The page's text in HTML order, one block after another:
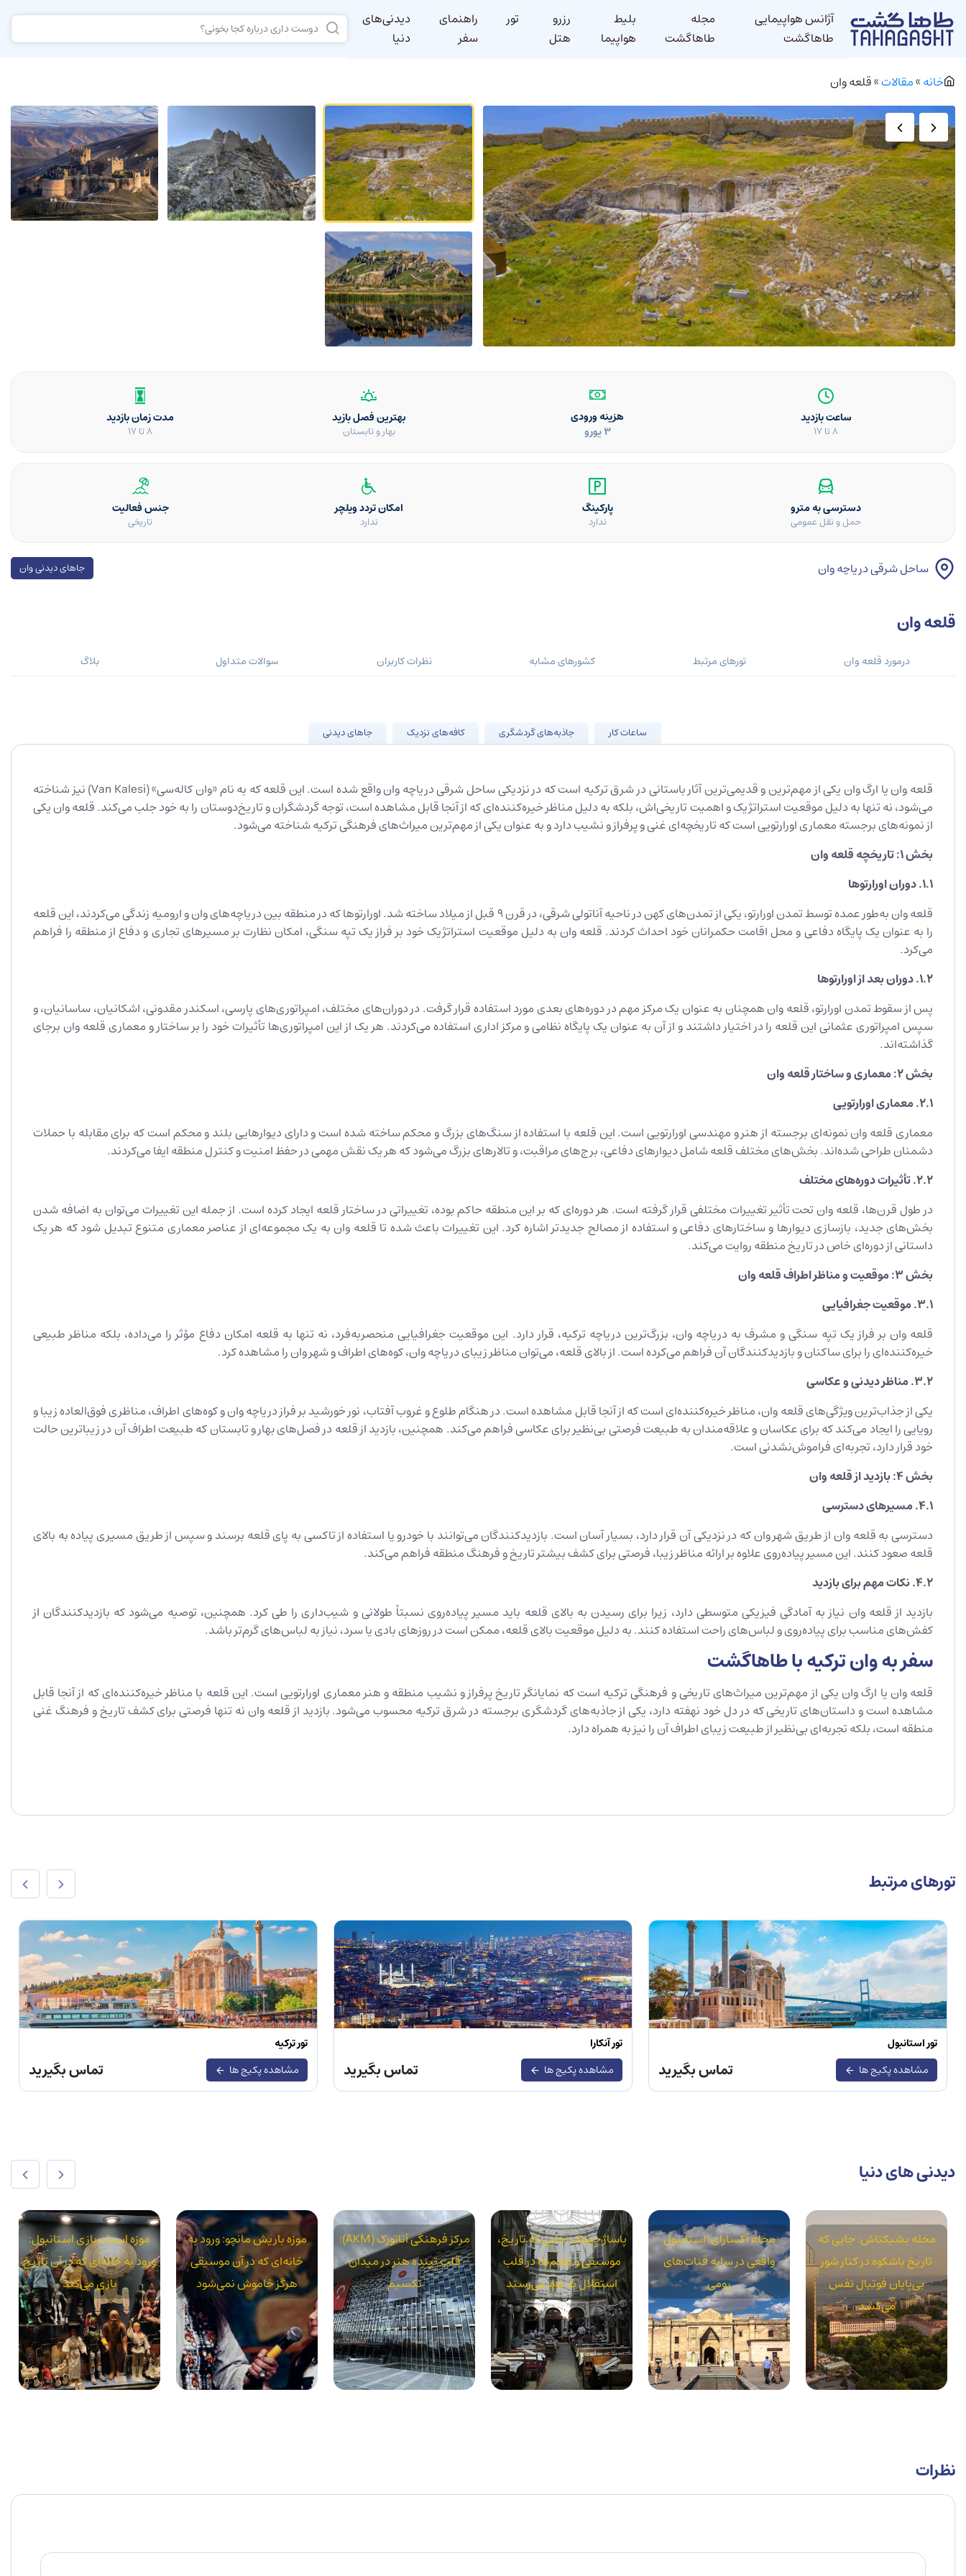
دیدنی‌های
دنیا
راهنمای
سفر
تور
رزرو
هتل
بلیط
هواپیما
مجله
طاهاگشت
آژانس هواپیمایی
طاهاگشت
خانه»مقالات»قلعه وان
ساعت بازدید
8 تا 17
هزینه ورودی
3 یورو
بهترین فصل بازید
بهار و تابستان
مدت زمان بازدید
8 تا 17
دسترسی به مترو
حمل و نقل عمومی
پارکینگ
ندارد
امکان تردد ویلچر
ندارد
جنس فعالیت
تاریخی
ساحل شرقی دریاچه وان جاهای دیدنی وان
قلعه وان
درمورد قلعه وان تورهای مرتبط کشورهای مشابه نظرات کاربران سوالات متداول بلاگ
ساعات کار جاذبه‌های گردشگری کافه‌های نزدیک جاهای دیدنی
قلعه وان یا ارگ وان یکی از مهم‌ترین و قدیمی‌ترین آثار باستانی در شرق ترکیه است که در نزدیکی ساحل شرقی دریاچه وان واقع شده است. این قلعه که به نام «وان کاله‌سی» (Van Kalesi) نیز شناخته
می‌شود، نه تنها به دلیل موقعیت استراتژیک و اهمیت تاریخی‌اش، بلکه به دلیل مناظر خیره‌کننده‌ای که از آنجا قابل مشاهده است، توجه گردشگران و تاریخ‌دوستان را به خود جلب می‌کند. قلعه وان یکی
از نمونه‌های برجسته معماری اورارتویی است که تاریخچه‌ای غنی و پرفراز و نشیب دارد و به عنوان یکی از مهم‌ترین میراث‌های فرهنگی ترکیه شناخته می‌شود.
بخش 1: تاریخچه قلعه وان
1.1. دوران اورارتوها
قلعه وان به‌طور عمده توسط تمدن اورارتو، یکی از تمدن‌های کهن در ناحیه آناتولی شرقی، در قرن 9 قبل از میلاد ساخته شد. اورارتوها که در منطقه بین دریاچه‌های وان و ارومیه زندگی می‌کردند، این قلعه
را به عنوان یک پایگاه دفاعی و محل اقامت حکمرانان خود احداث کردند. قلعه وان به دلیل موقعیت استراتژیک خود بر فراز یک تپه سنگی، امکان نظارت بر مسیرهای تجاری و دفاع از منطقه را فراهم
می‌کرد.
1.2. دوران بعد از اورارتوها
پس از سقوط تمدن اورارتو، قلعه وان همچنان به عنوان یک مرکز مهم در دوره‌های بعدی مورد استفاده قرار گرفت. در دوران‌های مختلف، امپراتوری‌های پارسی، اسکندر مقدونی، اشکانیان، ساسانیان، و
سپس امپراتوری عثمانی این قلعه را در اختیار داشتند و از آن به عنوان یک پایگاه نظامی و مرکز اداری استفاده می‌کردند. هر یک از این امپراتوری‌ها تأثیرات خود را بر ساختار و معماری قلعه وان برجای
گذاشته‌اند.
بخش 2: معماری و ساختار قلعه وان
2.1. معماری اورارتویی
معماری قلعه وان نمونه‌ای برجسته از هنر و مهندسی اورارتویی است. این قلعه با استفاده از سنگ‌های بزرگ و محکم ساخته شده است و دارای دیوارهایی بلند و محکم است که برای مقابله با حملات
دشمنان طراحی شده‌اند. بخش‌های مختلف قلعه شامل دیوارهای دفاعی، برج‌های مراقبت، و تالارهای بزرگ می‌شود که هر یک نقش مهمی در حفظ امنیت و کنترل منطقه ایفا می‌کردند.
2.2. تأثیرات دوره‌های مختلف
در طول قرن‌ها، قلعه وان تحت تأثیر تغییرات مختلفی قرار گرفته است. هر دوره‌ای که بر این منطقه حاکم بوده، تغییراتی در ساختار قلعه ایجاد کرده است. از جمله این تغییرات می‌توان به اضافه شدن
بخش‌های جدید، بازسازی دیوارها و ساختارهای دفاعی و استفاده از مصالح جدیدتر اشاره کرد. این تغییرات باعث شده تا قلعه وان به یک مجموعه‌ای از عناصر معماری متنوع تبدیل شود که هر یک
داستانی از دوره‌ای خاص در تاریخ منطقه روایت می‌کند.
بخش 3: موقعیت و مناظر اطراف قلعه وان
3.1. موقعیت جغرافیایی
قلعه وان بر فراز یک تپه سنگی و مشرف به دریاچه وان، بزرگ‌ترین دریاچه ترکیه، قرار دارد. این موقعیت جغرافیایی منحصر‌به‌فرد، نه تنها به قلعه امکان دفاع مؤثر را می‌داده، بلکه مناظر طبیعی
خیره‌کننده‌ای را برای ساکنان و بازدیدکنندگان آن فراهم می‌کرده است. از بالای قلعه، می‌توان مناظر زیبای دریاچه وان، کوه‌های اطراف و شهر وان را مشاهده کرد.
3.2. مناظر دیدنی و عکاسی
یکی از جذاب‌ترین ویژگی‌های قلعه وان، مناظر خیره‌کننده‌ای است که از آنجا قابل مشاهده است. در هنگام طلوع و غروب آفتاب، نور خورشید بر فراز دریاچه وان و کوه‌های اطراف، مناظری فوق‌العاده زیبا و
رویایی را ایجاد می‌کند که برای عکاسان و علاقه‌مندان به طبیعت فرصتی بی‌نظیر برای عکاسی فراهم می‌کند. همچنین، بازدید از قلعه در فصل‌های بهار و تابستان که طبیعت اطراف آن در زیباترین حالت
خود قرار دارد، تجربه‌ای فراموش‌نشدنی است.
بخش 4: بازدید از قلعه وان
4.1. مسیرهای دسترسی
دسترسی به قلعه وان از طریق شهر وان که در نزدیکی آن قرار دارد، بسیار آسان است. بازدیدکنندگان می‌توانند با خودرو یا استفاده از تاکسی به پای قلعه برسند و سپس از طریق مسیری پیاده به بالای
قلعه صعود کنند. این مسیر پیاده‌روی علاوه بر ارائه مناظر زیبا، فرصتی برای کشف بیشتر تاریخ و فرهنگ منطقه فراهم می‌کند.
4.2. نکات مهم برای بازدید
بازدید از قلعه وان نیاز به آمادگی فیزیکی متوسطی دارد، زیرا برای رسیدن به بالای قلعه باید مسیر پیاده‌روی نسبتاً طولانی و شیب‌داری را طی کرد. همچنین، توصیه می‌شود که بازدیدکنندگان از
کفش‌های مناسب برای پیاده‌روی و لباس‌های راحت استفاده کنند. به دلیل موقعیت بالای قلعه، ممکن است در روزهای بادی یا سرد، نیاز به لباس‌های گرم‌تر باشد.
سفر به وان ترکیه با طاهاگشت
قلعه وان یا ارگ وان یکی از مهم‌ترین میراث‌های تاریخی و فرهنگی ترکیه است که نمایانگر تاریخ پرفراز و نشیب منطقه و هنر معماری اورارتویی است. این قلعه با مناظر خیره‌کننده‌ای که از آنجا قابل
مشاهده است و داستان‌های تاریخی که در دل خود نهفته دارد، یکی از جاذبه‌های گردشگری برجسته در شرق ترکیه محسوب می‌شود. بازدید از قلعه وان نه تنها فرصتی برای کشف تاریخ و فرهنگ غنی
منطقه است، بلکه تجربه‌ای بی‌نظیر از طبیعت زیبای اطراف آن را نیز به همراه دارد.
تورهای مرتبط
تور استانبول
مشاهده پکیج ها
تماس بگیرید
تور آنکارا
مشاهده پکیج ها
تماس بگیرید
تور ترکیه
مشاهده پکیج ها
تماس بگیرید
دیدنی های دنیا
محله بشیکتاش: جایی که
تاریخ باشکوه در کنار شور
بی‌پایان فوتبال نفس
می‌کشد
محله آکسارای: استانبول
واقعی در سایه قنات‌های
رومی
پاساژ چیچک: جایی که تاریخ،
موسیقی و طعم‌ها در قلب
استقلال به هم می‌رسند
مرکز فرهنگی آتاتورک (AKM):
قلب تپنده هنر در میدان
تکسیم
موزه باریش مانچو: ورود به
خانه‌ای که در آن موسیقی
هرگز خاموش نمی‌شود
موزه اسباب‌بازی استانبول:
ورود به خانه‌ای که در آن تاریخ
بازی می‌کند
نظرات